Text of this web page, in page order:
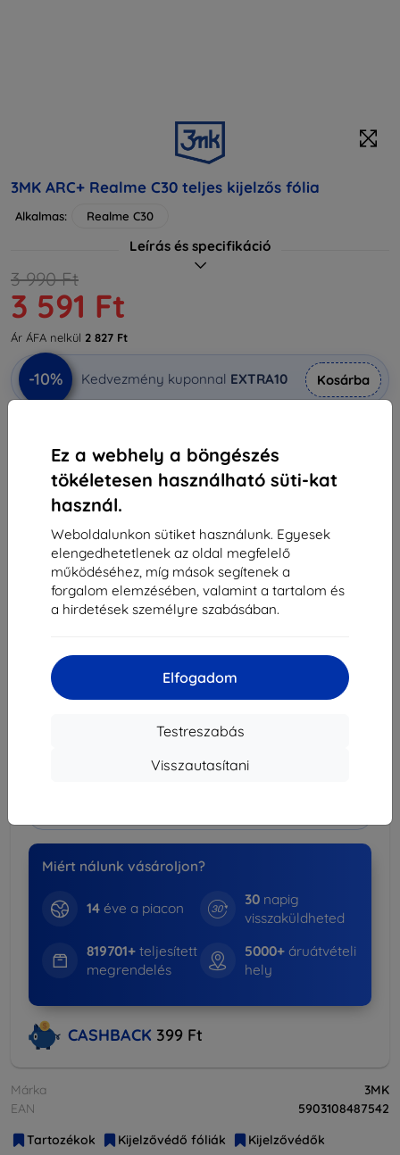
Ez a webhely a böngészés
tökéletesen használható süti-kat
használ.
Weboldalunkon sütiket használunk. Egyesek
elengedhetetlenek az oldal megfelelő
működéséhez, míg mások segítenek a
forgalom elemzésében, valamint a tartalom és
a hirdetések személyre szabásában.
Elfogadom
Testreszabás
Visszautasítani
3MK ARC+ Realme C30 teljes kijelzős fólia
Alkalmas: Realme C30
Leírás és specifikáció
3 990 Ft
3 591 Ft
Ár ÁFA nelkül 2 827 Ft
-10% Kedvezmény kuponnal EXTRA10 Kosárba
-
Kosárba
Mennyiségi kedvezmények
10%
Szállítás 18. augusztus - 19. augusztus
Szállítási költség-tól990 Ft (Ingyenes 30 000
Kedvezményes csomag
Miért nálunk vásároljon?
14éve a piacon
30 napig
visszaküldheted
819701+teljesített
megrendelés
5000+ áruátvételi
hely
CASHBACK 399 Ft
Márka
3MK
EAN
5903108487542
Tartozékok
Kijelzővédő fóliák Kijelzővédők